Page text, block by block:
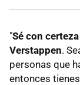
"Sé con
Verstappen.
personas que
entonces